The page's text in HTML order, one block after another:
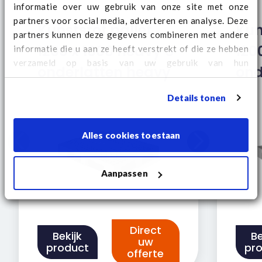
informatie over uw gebruik van onze site met onze
partners voor social media, adverteren en analyse. Deze
partners kunnen deze gegevens combineren met andere
informatie die u aan ze heeft verstrekt of die ze hebben
verzameld op basis van uw gebruik van hun
services. Kijkhiervoor aanvullende cookie informatie
Details tonen
Alles cookies toestaan
Aanpassen
Kunststof pallet
1200 x 1000 heavy 5
onderlatten heavy
Bekijk
product
Direct
uw
offerte